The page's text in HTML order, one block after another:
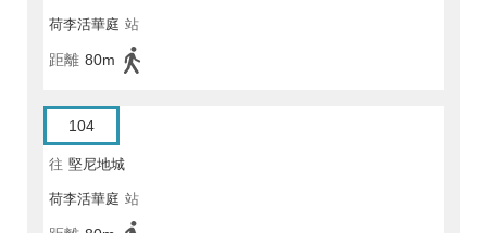
荷李活華庭 站
距離 80m
104
往 堅尼地城
荷李活華庭 站